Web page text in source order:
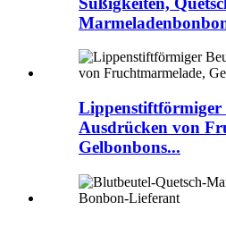
Lippenstiftförmiger
Ausdrücken von
Gelbonbons...